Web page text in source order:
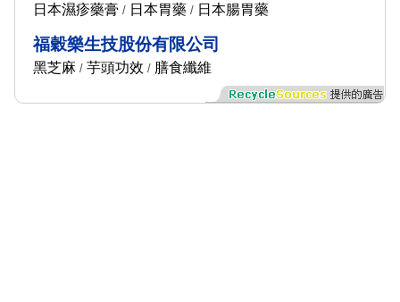
日本濕疹藥膏 / 日本胃藥/ 日本腸胃藥
福穀樂生技股份有限公司
黑芝麻/ 芋頭功效 / 膳食纖維